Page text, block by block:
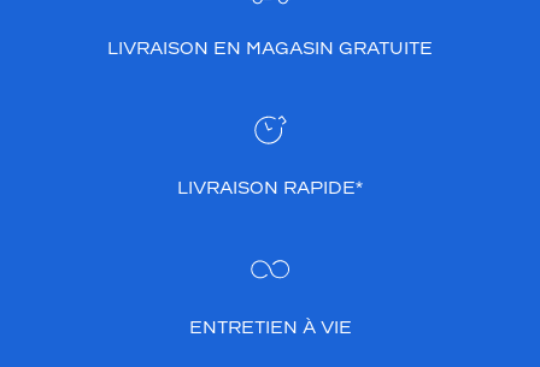
LIVRAISON EN MAGASIN GRATUITE
LIVRAISON RAPIDE*
ENTRETIEN À VIE